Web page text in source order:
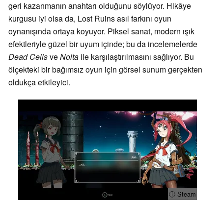
geri kazanmanın anahtarı olduğunu söylüyor. Hikâye
kurgusu iyi olsa da, Lost Ruins asıl farkını oyun
oynanışında ortaya koyuyor. Piksel sanat, modern ışık
efektleriyle güzel bir uyum içinde; bu da incelemelerde
Dead CellsveNoita ile karşılaştırılmasını sağlıyor. Bu
ölçekteki bir bağımsız oyun için görsel sunum gerçekten
oldukça etkileyici.
ⓘ Steam